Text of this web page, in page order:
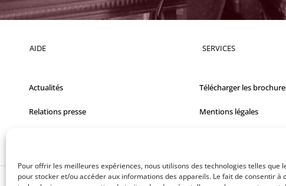
Pour offrir les meilleures expériences, nous utilisons des technologies telles que
pour stocker et/ou accéder aux informations des appareils. Le fait de consentir à
AIDE
Actualités
Relations presse
SERVICES
Télécharger les
Mentions légales